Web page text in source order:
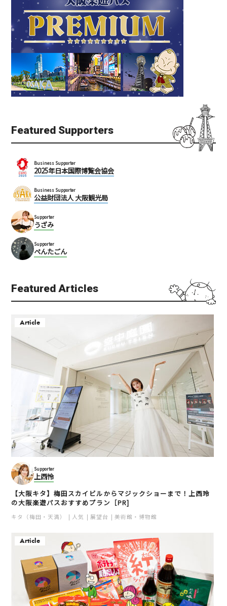
Featured Supporters
Business Supporter
2025年日本国際博覧会協会
Business Supporter
公益財団法人 大阪観光局
Supporter
うざみ
Supporter
ぺんたごん
Featured Articles
Article
Supporter
上西怜
【大阪キタ】梅田スカイビルからマジックショーまで！上西玲
の大阪楽遊パスおすすめプラン［PR]
キタ（梅田・天満） 人気 展望台 美術館・博物館
Article